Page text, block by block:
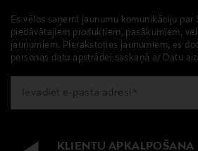
47% modāls, 45% viskoze un 8%
Mazgāšanas instrukcijas
179 cm, krūšu apkārtmērs 84 cm,
0,00 € – 4,90 €
Es vēlos saņemt jaunumu komunikāciju par
piedāvātajiem produktiem, pasākumiem,
jaunumiem. Pierakstoties jaunumiem, es
personas datu apstrādei saskaņā ar Datu
KLIENTU APKALPOŠANA